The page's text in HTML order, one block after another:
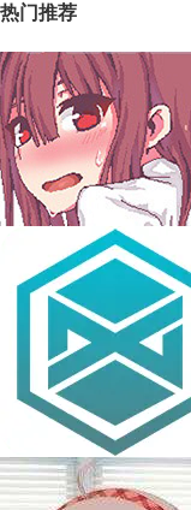
热门推荐